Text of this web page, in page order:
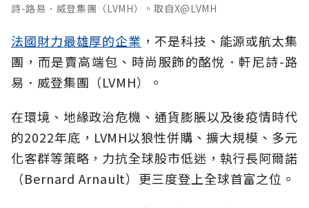
詩-路易．威登集團（LVMH）。取自X@LVMH
法國財力最雄厚的企業 ，不是科技、能源或航太集
團，而是賣高端包、時尚服飾的酩悅．軒尼詩-路
易．威登集團（LVMH）。
在環境、地緣政治危機、通貨膨脹以及後疫情時代
的2022年底，LVMH以狼性併購、擴大規模、多元
化客群等策略，力抗全球股市低迷，執行長阿爾諾
（Bernard Arnault）更三度登上全球首富之位。